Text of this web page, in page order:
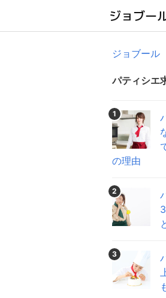
ジョブール
パティシエ
1
の理由
2
3